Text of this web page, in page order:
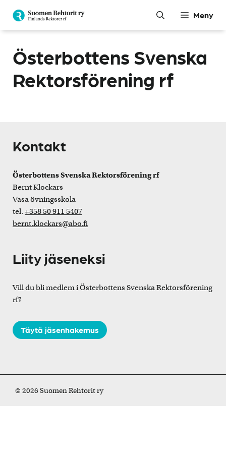
innehåll
Meny
Österbottens Svenska
Rektorsförening rf
Kontakt
Österbottens Svenska Rektorsförening rf
Bernt Klockars
Vasa övningsskola
tel. +358 50 911 5407
bernt.klockars@abo.fi
Liity jäseneksi
Vill du bli medlem i Österbottens Svenska Rektorsförening
rf?
Täytä jäsenhakemus
© 2026 Suomen Rehtorit ry